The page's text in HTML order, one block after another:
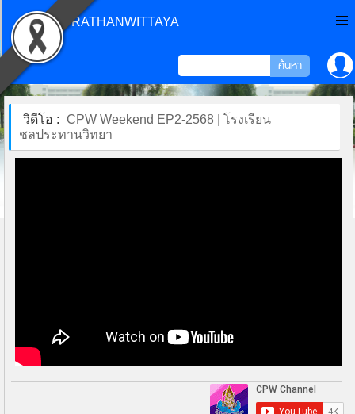
CHONPRATHANWITTAYA
วิดีโอ : CPW Weekend EP2-2568 | โรงเรียน
ชลประทานวิทยา